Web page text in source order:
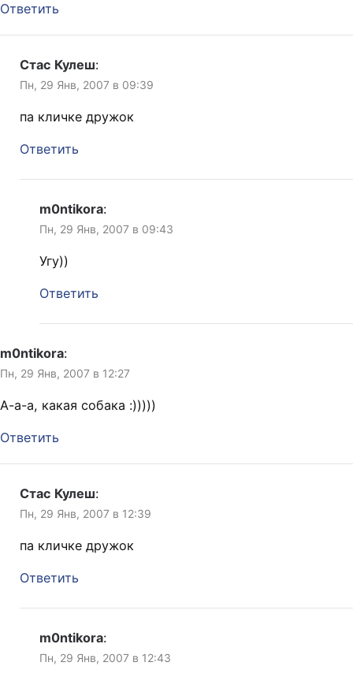
Ответить
Стас Кулеш:
Пн, 29 Янв, 2007 в 09:39
па кличке дружок
Ответить
m0ntikora:
Пн, 29 Янв, 2007 в 09:43
Угу))
Ответить
m0ntikora:
Пн, 29 Янв, 2007 в 12:27
А-а-а, какая собака :)))))
Ответить
Стас Кулеш:
Пн, 29 Янв, 2007 в 12:39
па кличке дружок
Ответить
m0ntikora:
Пн, 29 Янв, 2007 в 12:43